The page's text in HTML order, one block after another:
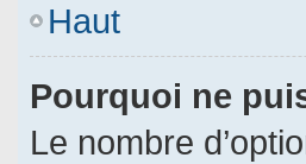
Haut
Pourquoi ne
Le nombre